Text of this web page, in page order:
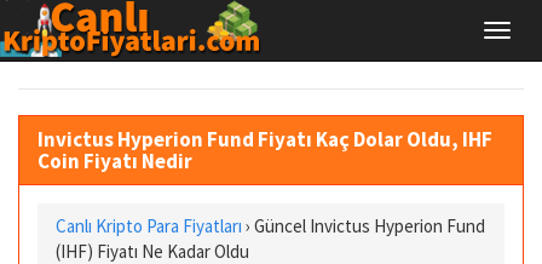
Invictus Hyperion Fund Fiyatı Kaç Dolar Oldu, IHF
Coin Fiyatı Nedir
Canlı Kripto Para Fiyatları › Güncel Invictus Hyperion Fund
(IHF) Fiyatı Ne Kadar Oldu